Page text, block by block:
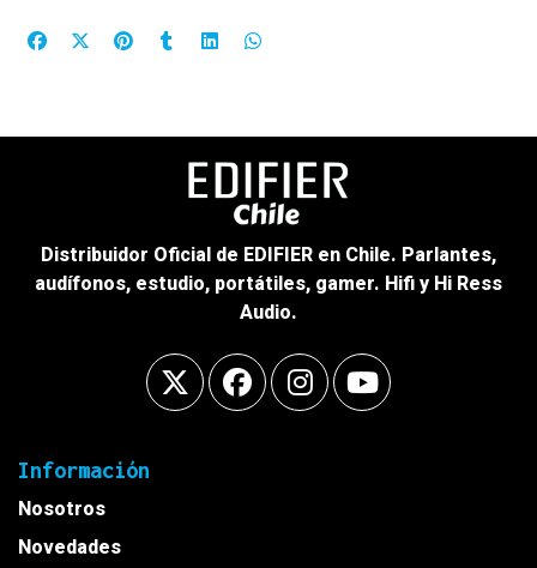
Distribuidor Oficial de EDIFIER en Chile. Parlantes,
audífonos, estudio, portátiles, gamer. Hifi y Hi Ress
Audio.
Información
Nosotros
Novedades